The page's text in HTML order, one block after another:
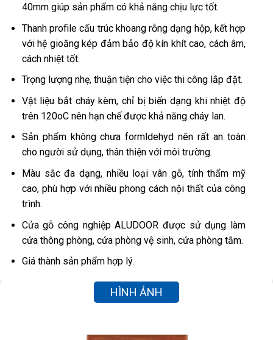
40mm giúp sản phẩm có khả năng chịu lực tốt.
Thanh profile cấu trúc khoang rỗng dạng hộp, kết hợp
với hệ gioăng kép đảm bảo độ kín khít cao, cách âm,
cách nhiệt tốt.
Trọng lượng nhẹ, thuận tiện cho việc thi công lắp đặt.
Vật liệu bắt cháy kèm, chỉ bị biến dạng khi nhiệt độ
trên 120oC nên hạn chế được khả năng cháy lan.
Sản phẩm không chưa formldehyd nên rất an toàn
cho người sử dụng, thân thiện với môi trường.
Màu sắc đa dạng, nhiều loại vân gỗ, tính thẩm mỹ
cao, phù hợp với nhiều phong cách nội thất của công
trình.
Cửa gỗ công nghiệp ALUDOOR được sử dụng làm
cửa thông phòng, cửa phòng vệ sinh, cửa phòng tắm.
Giá thành sản phẩm hợp lý.
HÌNH ẢNH